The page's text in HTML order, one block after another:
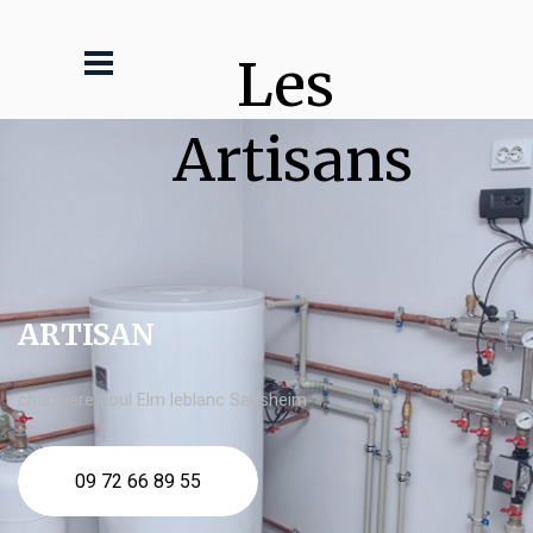
Les
Artisans
ARTISAN
chaudière fioul Elm leblanc Sausheim
09 72 66 89 55